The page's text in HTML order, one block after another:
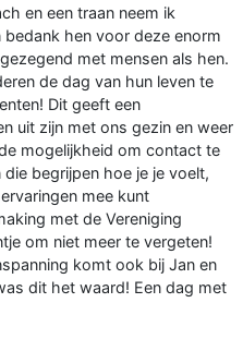
en een traan neem ik
hen voor deze enorm
met mensen als hen.
de dag van hun leven te
Dit geeft een
uit zijn met ons gezin en weer
mogelijkheid om contact te
begrijpen hoe je je voelt,
mee kunt
met de Vereniging
om niet meer te vergeten!
komt ook bij Jan en
dit het waard! Een dag met